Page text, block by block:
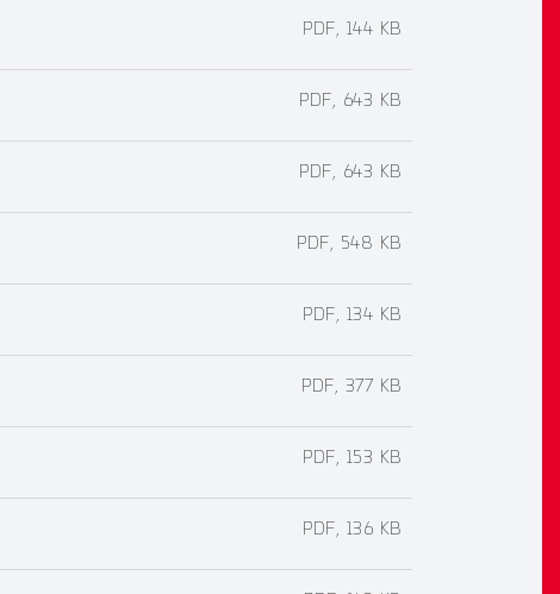
PDF, 144 KB
PDF, 643 KB
PDF, 643 KB
PDF, 548 KB
PDF, 134 KB
PDF, 377 KB
PDF, 153 KB
PDF, 136 KB